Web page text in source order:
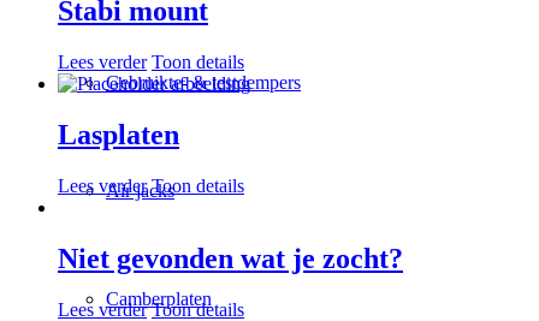
Gebruikte- & testdempers
Air jacks
Camberplaten
Stabi mount
Lees verder Toon details
Lasplaten
Lees verder Toon details
Niet gevonden wat je zocht?
Lees verder Toon details